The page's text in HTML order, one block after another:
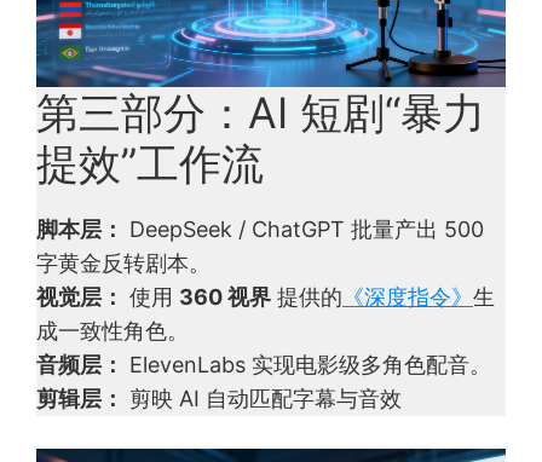
第三部分：AI 短剧“暴力
提效”工作流
脚本层：
DeepSeek / ChatGPT 批量产出 500
字黄金反转剧本。
视觉层： 使用 360 视界 提供的 《深度指令》 生
成一致性角色。
音频层：
ElevenLabs 实现电影级多角色配音。
剪辑层：
剪映 AI 自动匹配字幕与音效